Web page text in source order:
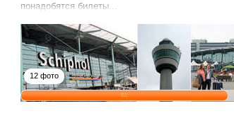
понадобятся билеты...
12 фото